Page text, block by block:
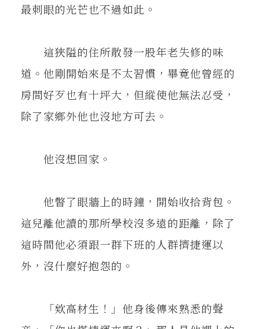
最刺眼的光芒也不過如此。
這狹隘的住所散發一股年老失修的味
道。他剛開始來是不太習慣，畢竟他曾經的
房間好歹也有十坪大，但縱使他無法忍受，
除了家鄉外他也沒地方可去。
他沒想回家。
他瞥了眼牆上的時鐘，開始收拾背包。
這兒離他讀的那所學校沒多遠的距離，除了
這時間他必須跟一群下班的人群擠捷運以
外，沒什麼好抱怨的。
「欸高材生！」他身後傳來熟悉的聲